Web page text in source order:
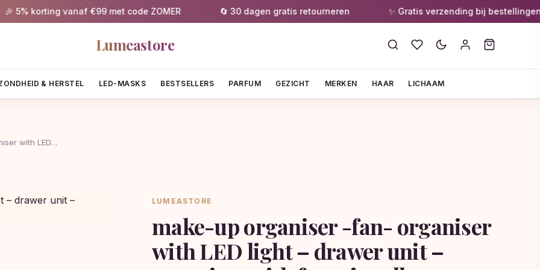
korting vanaf €99 met code ZOMER 🔄 30 dagen gratis retourneren ✨ Gratis verzending bij bestellingen
Lumeastore
& HERSTEL LED-MASKS BESTSELLERS PARFUM GEZICHT MERKEN HAAR LICHAAM
with LED…
LUMEASTORE
make-up organiser -fan- organiser
with LED light – drawer unit –